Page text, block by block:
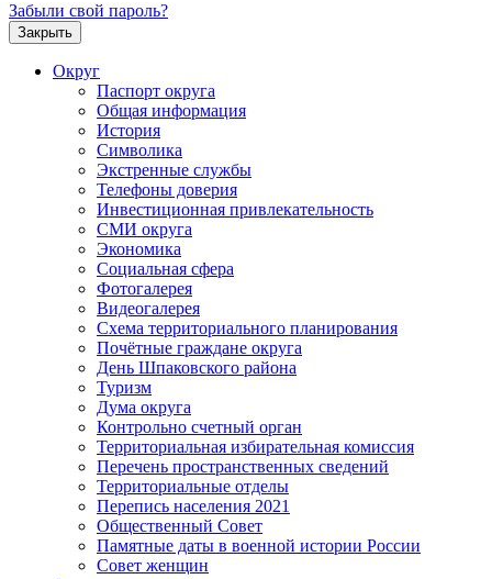
Забыли свой пароль?
Закрыть
Округ
Паспорт округа
Общая информация
История
Символика
Экстренные службы
Телефоны доверия
Инвестиционная привлекательность
СМИ округа
Экономика
Социальная сфера
Фотогалерея
Видеогалерея
Схема территориального планирования
Почётные граждане округа
День Шпаковского района
Туризм
Дума округа
Контрольно счетный орган
Территориальная избирательная комиссия
Перечень пространственных сведений
Территориальные отделы
Перепись населения 2021
Общественный Совет
Памятные даты в военной истории России
Совет женщин